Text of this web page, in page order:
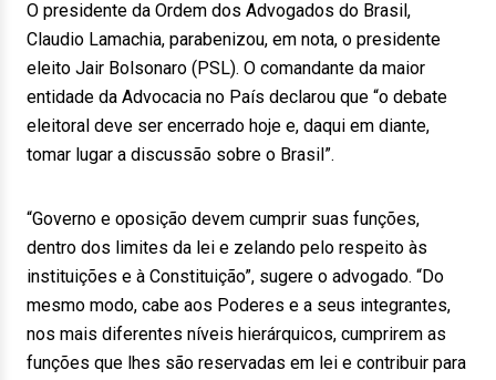
O presidente da Ordem dos Advogados do Brasil,
Claudio Lamachia, parabenizou, em nota, o presidente
eleito Jair Bolsonaro (PSL). O comandante da maior
entidade da Advocacia no País declarou que “o debate
eleitoral deve ser encerrado hoje e, daqui em diante,
tomar lugar a discussão sobre o Brasil”.
“Governo e oposição devem cumprir suas funções,
dentro dos limites da lei e zelando pelo respeito às
instituições e à Constituição”, sugere o advogado. “Do
mesmo modo, cabe aos Poderes e a seus integrantes,
nos mais diferentes níveis hierárquicos, cumprirem as
funções que lhes são reservadas em lei e contribuir para